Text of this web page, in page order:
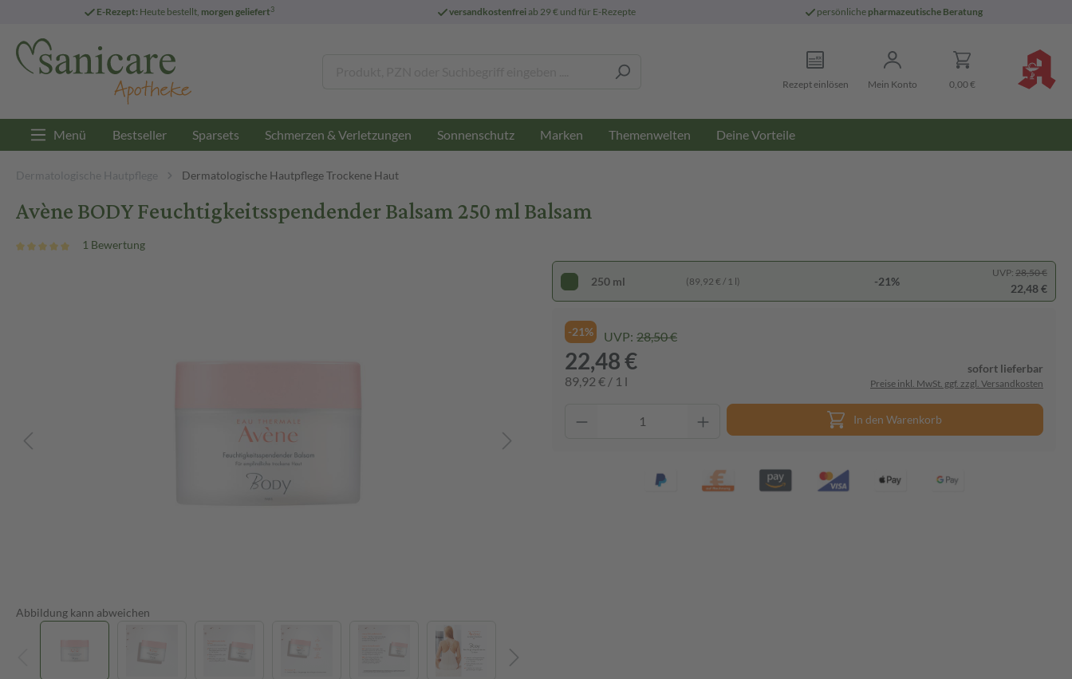
E-Rezept: Heute bestellt, morgen geliefert3 versandkostenfreiab 29 € und für E-Rezepte persönliche pharmazeutische Beratung
Rezept einlösen Mein Konto 0,00 €
Menü Bestseller Sparsets Schmerzen & Verletzungen Sonnenschutz Marken Themenwelten Deine Vorteile
Dermatologische Hautpflege Dermatologische Hautpflege Trockene Haut
Avène BODY Feuchtigkeitsspendender Balsam 250 ml Balsam
1 Bewertung
Abbildung kann abweichen
250 ml (89,92 € / 1 l) -21%
UVP: 28,50 €
22,48 €
-21% UVP: 28,50 €
22,48 €
89,92 € / 1 l
sofort lieferbar
Preise inkl. MwSt. ggf. zzgl. Versandkosten
In den Warenkorb